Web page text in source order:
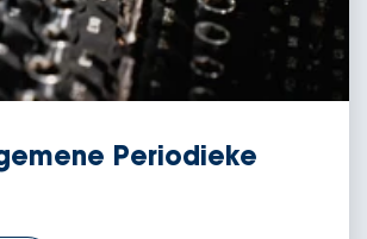
Periodieke